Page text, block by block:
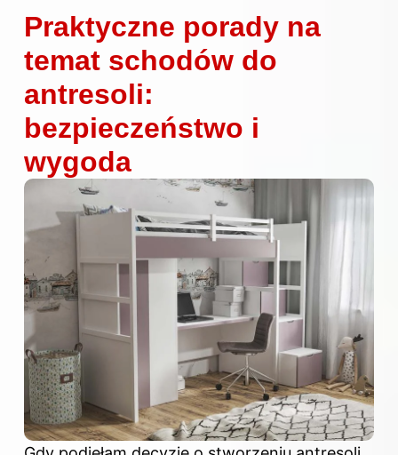
Praktyczne porady na
temat schodów do
antresoli:
bezpieczeństwo i
wygoda